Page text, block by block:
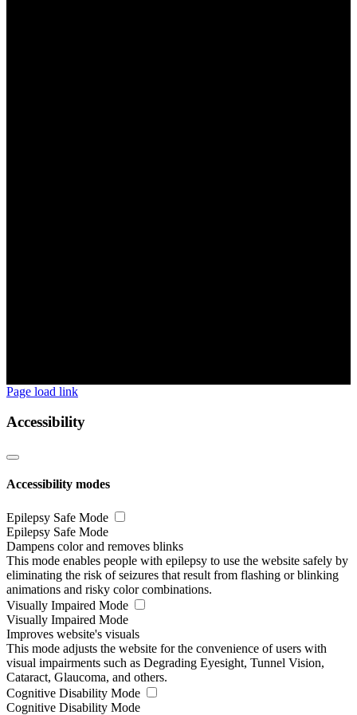
Page load link
Accessibility
Accessibility modes
Epilepsy Safe Mode
Epilepsy Safe Mode
Dampens color and removes blinks
This mode enables people with epilepsy to use the website safely by
eliminating the risk of seizures that result from flashing or blinking
animations and risky color combinations.
Visually Impaired Mode
Visually Impaired Mode
Improves website's visuals
This mode adjusts the website for the convenience of users with
visual impairments such as Degrading Eyesight, Tunnel Vision,
Cataract, Glaucoma, and others.
Cognitive Disability Mode
Cognitive Disability Mode